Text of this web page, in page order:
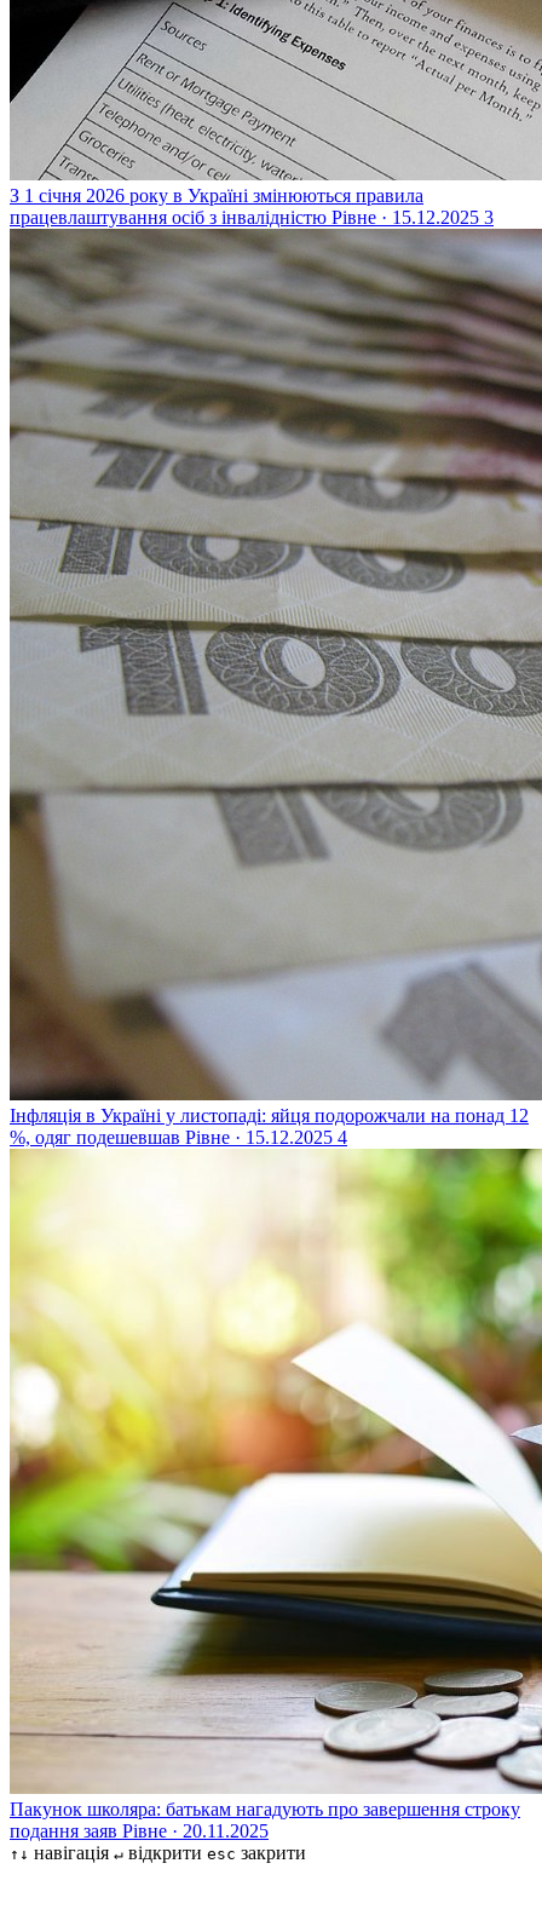
З 1 січня 2026 року в Україні змінюються правила
працевлаштування осіб з інвалідністю Рівне · 15.12.2025 3
Інфляція в Україні у листопаді: яйця подорожчали на понад 12
%, одяг подешевшав Рівне · 15.12.2025 4
Пакунок школяра: батькам нагадують про завершення строку
подання заяв Рівне · 20.11.2025
↑↓ навігація ↵ відкрити esc закрити